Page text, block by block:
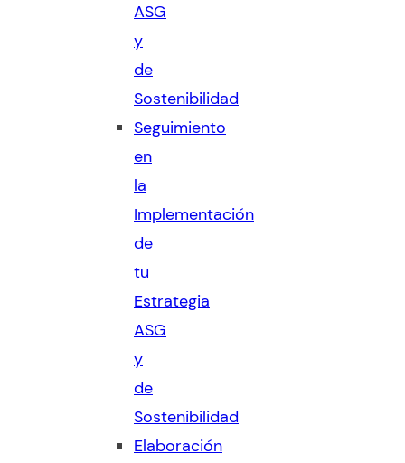
ASG
y
de
Sostenibilidad
Seguimiento
en
la
Implementación
de
tu
Estrategia
ASG
y
de
Sostenibilidad
Elaboración